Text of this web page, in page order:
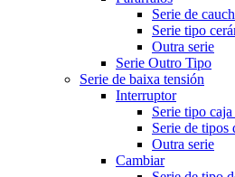
Serie de
Serie tipo
Outra serie
Serie Outro Tipo
Serie de baixa tensión
Interruptor
Serie tipo
Serie de tipos
Outra serie
Cambiar